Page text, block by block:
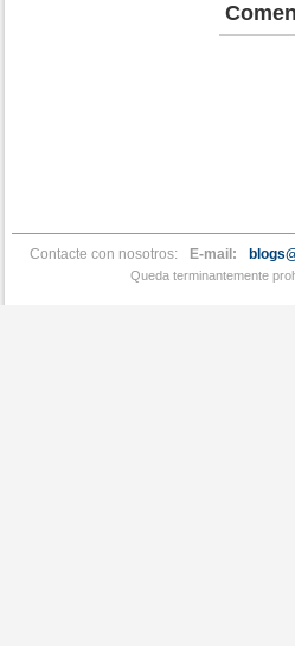
Contacte con nosotros: E-mail:
Queda terminantemente